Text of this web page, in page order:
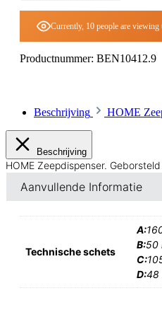
Currently, 10 people are viewing
Productnummer: BEN10412.9
Beschrijving HOME
Beschrijving
HOME Zeepdispenser.
Aanvullende Informatie
Technische schets
A:
B:50
C:
D:48